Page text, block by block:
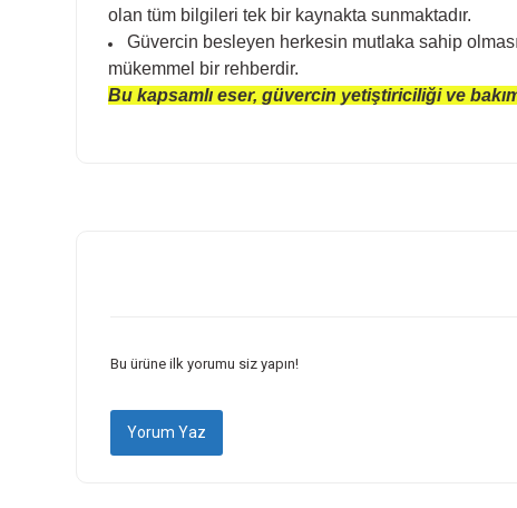
olan tüm bilgileri tek bir kaynakta sunmaktadır.
Güvercin besleyen herkesin mutlaka sahip
mükemmel bir rehberdir.
Bu kapsamlı eser, güvercin yetiştiriciliği ve
Bu ürüne benzer farklı alternatifler olmalı.
Bu ürüne ilk yorumu siz yapın!
Yorum Yaz